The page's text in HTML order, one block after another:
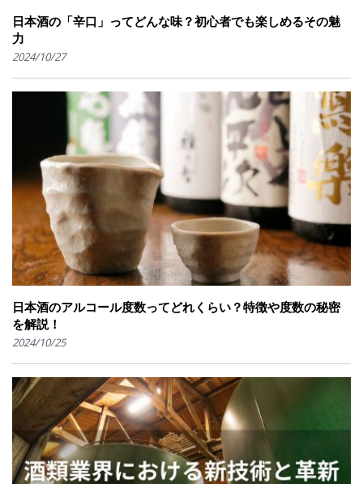
日本酒の「辛口」ってどんな味？初心者でも楽しめるその魅
力
2024/10/27
日本酒のアルコール度数ってどれくらい？特徴や度数の秘密
を解説！
2024/10/25